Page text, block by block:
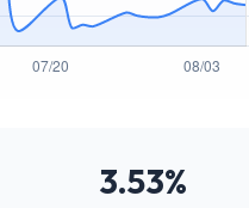
3.53%